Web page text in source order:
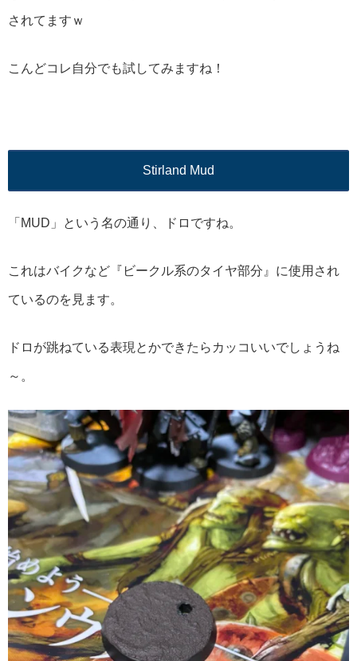
されてますｗ
こんどコレ自分でも試してみますね！
Stirland Mud
「MUD」という名の通り、ドロですね。
これはバイクなど『ビークル系のタイヤ部分』に使用され
ているのを見ます。
ドロが跳ねている表現とかできたらカッコいいでしょうね
～。